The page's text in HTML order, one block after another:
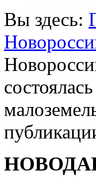
Вы здесь:
НОВОДАР